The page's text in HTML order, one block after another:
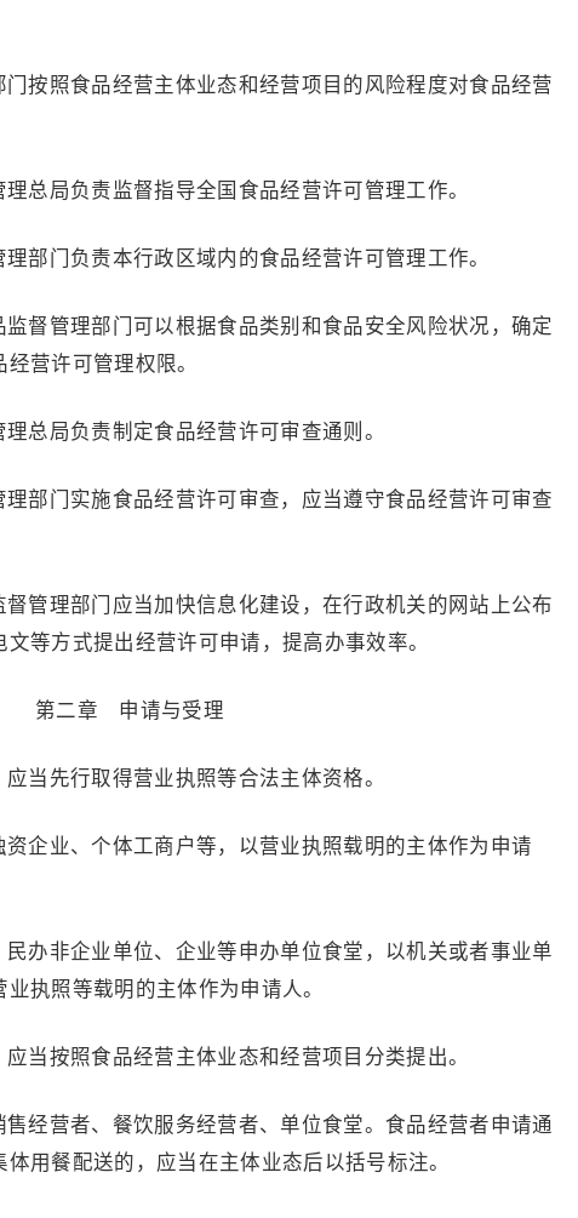
照食品经营主体业态和经营项目的风险程度对食品经营
局负责监督指导全国食品经营许可管理工作。
门负责本行政区域内的食品经营许可管理工作。
管理部门可以根据食品类别和食品安全风险状况，确定
营许可管理权限。
局负责制定食品经营许可审查通则。
门实施食品经营许可审查，应当遵守食品经营许可审查
理部门应当加快信息化建设，在行政机关的网站上公布
等方式提出经营许可申请，提高办事效率。
第二章 申请与受理
先行取得营业执照等合法主体资格。
业、个体工商户等，以营业执照载明的主体作为申请
非企业单位、企业等申办单位食堂，以机关或者事业单
执照等载明的主体作为申请人。
按照食品经营主体业态和经营项目分类提出。
营者、餐饮服务经营者、单位食堂。食品经营者申请通
用餐配送的，应当在主体业态后以括号标注。